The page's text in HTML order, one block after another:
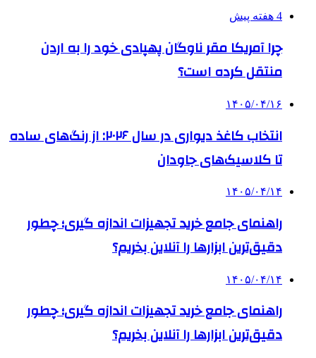
4 هفته پیش
چرا آمریکا مقر ناوگان پهپادی خود را به اردن
منتقل کرده است؟
۱۴۰۵/۰۴/۱۶
انتخاب کاغذ دیواری در سال ۲۰۲۶: از رنگ‌های ساده
تا کلاسیک‌های جاودان
۱۴۰۵/۰۴/۱۴
راهنمای جامع خرید تجهیزات اندازه گیری؛ چطور
دقیق‌ترین ابزارها را آنلاین بخریم؟
۱۴۰۵/۰۴/۱۴
راهنمای جامع خرید تجهیزات اندازه گیری؛ چطور
دقیق‌ترین ابزارها را آنلاین بخریم؟